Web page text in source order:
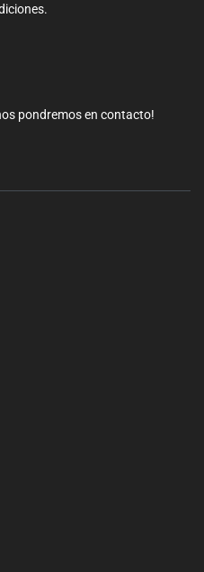
pondremos en contacto!